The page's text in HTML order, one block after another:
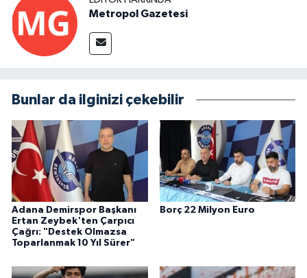
Metropol Gazetesi
Bunlar da ilginizi çekebilir
Adana Demirspor Başkanı
Ertan Zeybek'ten Çarpıcı
Çağrı: "Destek Olmazsa
Toparlanmak 10 Yıl Sürer"
Borç 22 Milyon Euro